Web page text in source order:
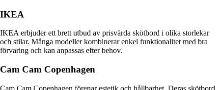
IKEA
IKEA erbjuder ett brett utbud av prisvärda skötbord i olika storlekar
och stilar. Många modeller kombinerar enkel funktionalitet med bra
förvaring och kan anpassas efter behov.
Cam Cam Copenhagen
Cam Cam Copenhagen förenar estetik och hållbarhet. Deras skötbord